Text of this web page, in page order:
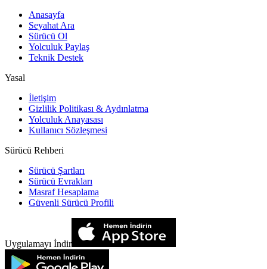
Anasayfa
Seyahat Ara
Sürücü Ol
Yolculuk Paylaş
Teknik Destek
Yasal
İletişim
Gizlilik Politikası & Aydınlatma
Yolculuk Anayasası
Kullanıcı Sözleşmesi
Sürücü Rehberi
Sürücü Şartları
Sürücü Evrakları
Masraf Hesaplama
Güvenli Sürücü Profili
Uygulamayı İndir